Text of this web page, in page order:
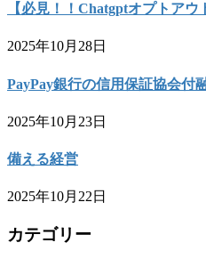
【必見！！Chatgptオプトア
2025年10月28日
PayPay銀行の信用保証協会付
2025年10月23日
備える経営
2025年10月22日
カテゴリー